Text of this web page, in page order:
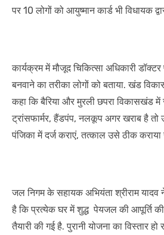
पर 10 लोगों को आयुष्मान कार्ड भी विधायक
कार्यक्रम में मौजूद चिकित्सा अधिकारी
बनवाने का तरीका लोगों को बताया. खंड
कहा कि बैरिया और मुरली छपरा विकासखंड में
ट्रांसफार्मर, हैंडपंप, नलकूप अगर खराब है
पंजिका में दर्ज कराएं, तत्काल उसे ठीक कराया
जल निगम के सहायक अभियंता श्रीराम यादव
है कि प्रत्येक घर में शुद्ध पेयजल की आपूर्ति
तैयारी की गई है. पुरानी योजना का विस्तार हो